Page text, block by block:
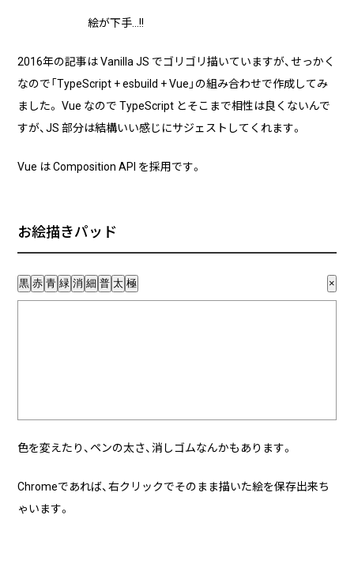
企業様に合わせたCMS Platformを提供することでビジネスを加
速させます。
6月に入社しました眞鍋です。
る
技術ブログ
絵が下手...!!
2016年の記事は Vanilla JS でゴリゴリ描いていますが、せっかく
なので「TypeScript + esbuild + Vue」の組み合わせで作成してみ
ました。 Vue なので TypeScript とそこまで相性は良くないんで
すが、JS 部分は結構いい感じにサジェストしてくれます。
Vue は Composition API を採用です。
お絵描きパッド
黒 赤 青 緑 消 細 普 太 極 ×
色を変えたり、ペンの太さ、消しゴムなんかもあります。
Chromeであれば、右クリックでそのまま描いた絵を保存出来ち
ゃいます。